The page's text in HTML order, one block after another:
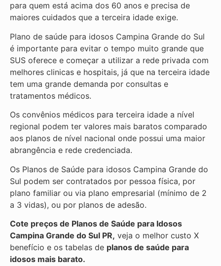
para quem está acima dos 60 anos e precisa de
maiores cuidados que a terceira idade exige.
Plano de saúde para idosos Campina Grande do Sul
é importante para evitar o tempo muito grande que
SUS oferece e começar a utilizar a rede privada com
melhores clinicas e hospitais, já que na terceira idade
tem uma grande demanda por consultas e
tratamentos médicos.
Os convênios médicos para terceira idade a nível
regional podem ter valores mais baratos comparado
aos planos de nível nacional onde possui uma maior
abrangência e rede credenciada.
Os Planos de Saúde para idosos Campina Grande do
Sul podem ser contratados por pessoa física, por
plano familiar ou via plano empresarial (mínimo de 2
a 3 vidas), ou por planos de adesão.
Cote preços de Planos de Saúde para Idosos
Campina Grande do Sul PR, veja o melhor custo X
benefício e os tabelas de planos de saúde para
idosos mais barato.